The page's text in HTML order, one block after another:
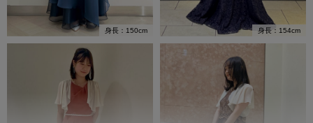
身長：150cm 身長：154cm